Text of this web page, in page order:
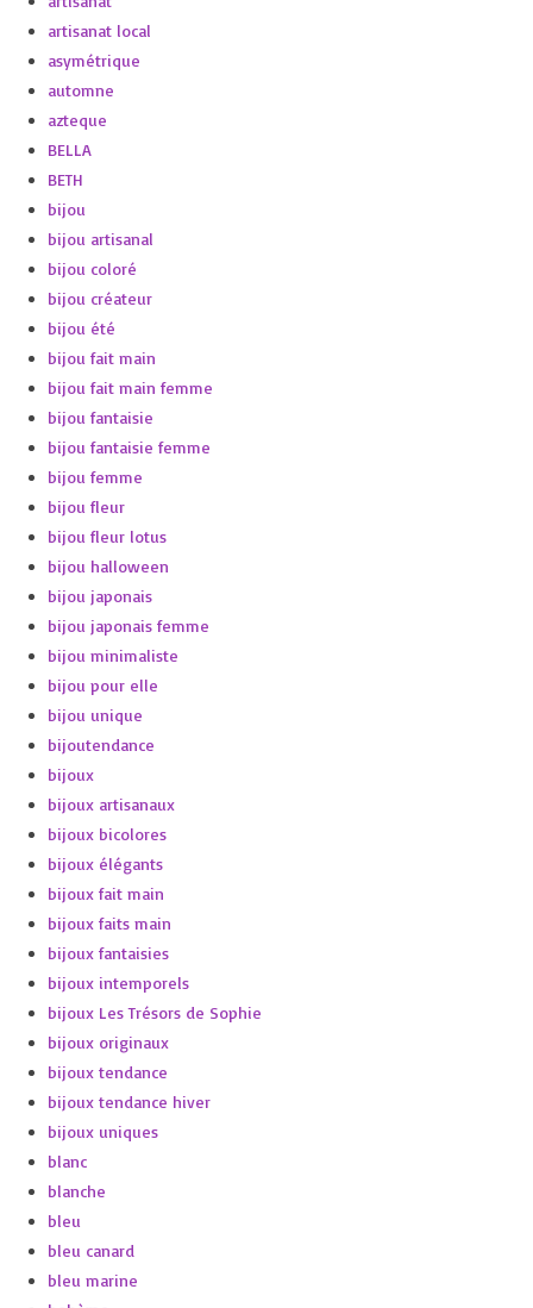
artisanat local
asymétrique
automne
azteque
BELLA
BETH
bijou
bijou artisanal
bijou coloré
bijou créateur
bijou été
bijou fait main
bijou fait main femme
bijou fantaisie
bijou fantaisie femme
bijou femme
bijou fleur
bijou fleur lotus
bijou halloween
bijou japonais
bijou japonais femme
bijou minimaliste
bijou pour elle
bijou unique
bijoutendance
bijoux
bijoux artisanaux
bijoux bicolores
bijoux élégants
bijoux fait main
bijoux faits main
bijoux fantaisies
bijoux intemporels
bijoux Les Trésors de Sophie
bijoux originaux
bijoux tendance
bijoux tendance hiver
bijoux uniques
blanc
blanche
bleu
bleu canard
bleu marine